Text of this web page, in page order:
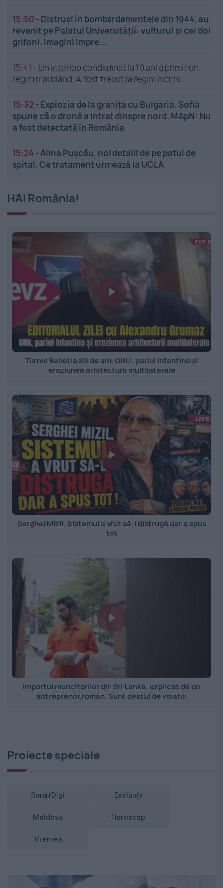
15:50 - Distruși în bombardamentele din 1944, au
revenit pe Palatul Universității: vulturul și cei doi
grifoni. Imagini impre...
15:41 - Un interlop condamnat la 10 ani a primit un
regim mai blând. A fost trecut la regim închis
15:32 - Explozia de la granița cu Bulgaria. Sofia
spune că o dronă a intrat dinspre nord. MApN: Nu
a fost detectată în România
15:24-Alina Pușcău, noi detalii de pe patul de
spital. Ce tratament urmează la UCLA
HAI România!
Turnul Babel la 80 de ani: ONU, pariul Infantino și
eroziunea arhitecturii multilaterale
Serghei Mizil. Sistemul a vrut să-l distrugă dar a spus
tot
Importul muncitorilor din Sri Lanka, explicat de un
antreprenor român. Sunt destul de volatili
Proiecte speciale
SmartDigi Exclusiv
Moldova Horoscop
Vremea